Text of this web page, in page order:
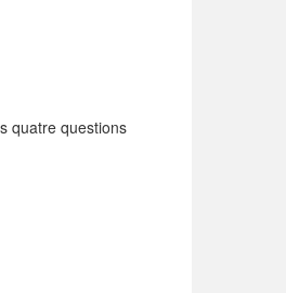
quatre questions